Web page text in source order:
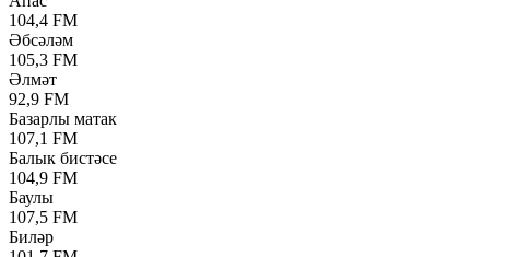
104,4 FM
Әбсәләм
105,3 FM
Әлмәт
92,9 FM
Базарлы матак
107,1 FM
Балык бистәсе
104,9 FM
Баулы
107,5 FM
Биләр